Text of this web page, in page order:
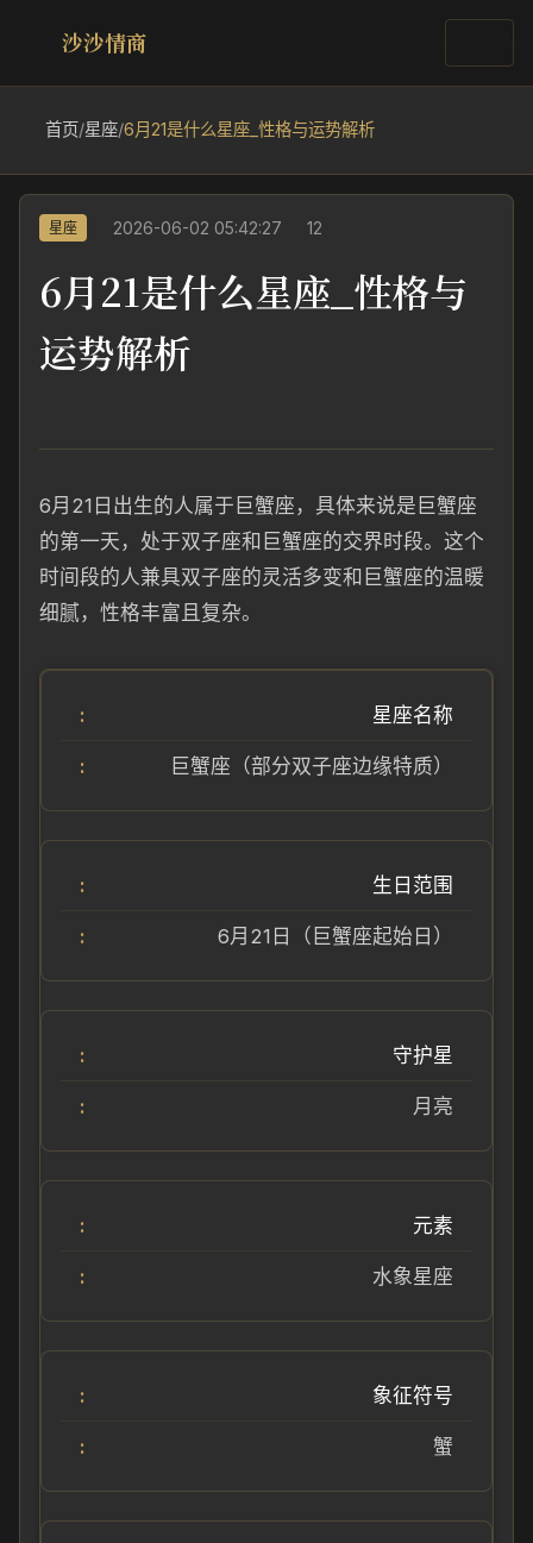
沙沙情商
首页/星座/6月21是什么星座_性格与运势解析
星座 2026-06-02 05:42:27 12
6月21是什么星座_性格与
运势解析
6月21日出生的人属于巨蟹座，具体来说是巨蟹座
的第一天，处于双子座和巨蟹座的交界时段。这个
时间段的人兼具双子座的灵活多变和巨蟹座的温暖
细腻，性格丰富且复杂。
星座名称
巨蟹座（部分双子座边缘特质）
生日范围
6月21日（巨蟹座起始日）
守护星
月亮
元素
水象星座
象征符号
蟹